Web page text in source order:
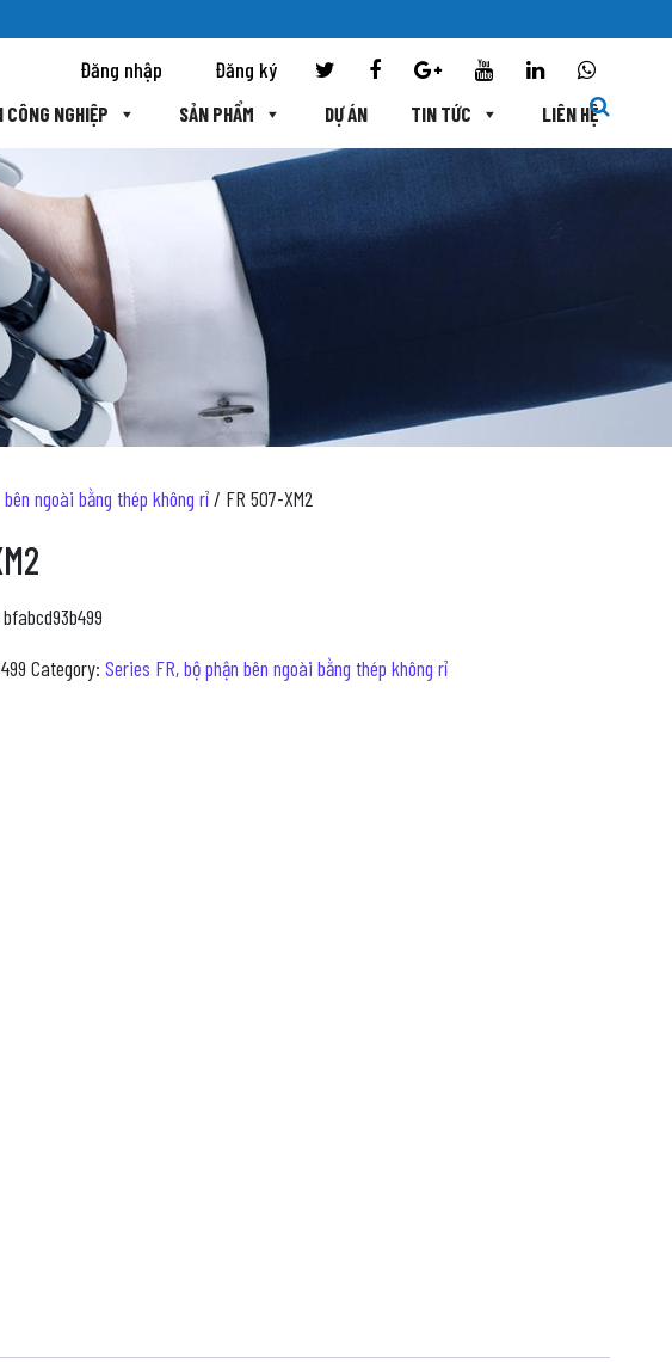
Đăng nhập Đăng ký
CÔNG NGHIỆP SẢN PHẨM DỰ ÁN TIN TỨC LIÊN HỆ
ngoài bằng thép không rỉ/ FR 507-XM2
bfabcd93b499
Category: Series FR, bộ phận bên ngoài bằng thép không rỉ